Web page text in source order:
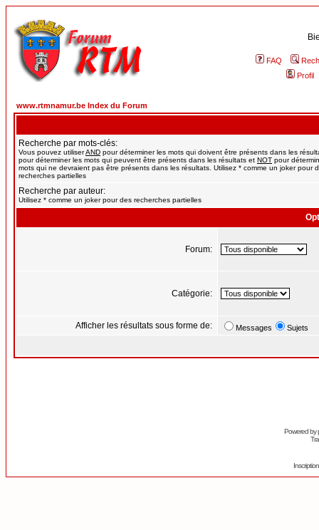
FAQ
Profil
www.rtmnamur.be Index du Forum
Recherche par mots-clés:
Vous pouvez utiliserAND pour déterminer les mots qui doivent être présents dans les
pour déterminer les mots qui peuvent être présents dans les résultats et NOT pour
mots qui ne devraient pas être présents dans les résultats. Utilisez * comme un joker pour
recherches partielles
Recherche par auteur:
Utilisez * comme un joker pour des recherches partielles
Forum:
Catégorie:
Afficher les résultats sous forme de: Messages Sujets
Powered by